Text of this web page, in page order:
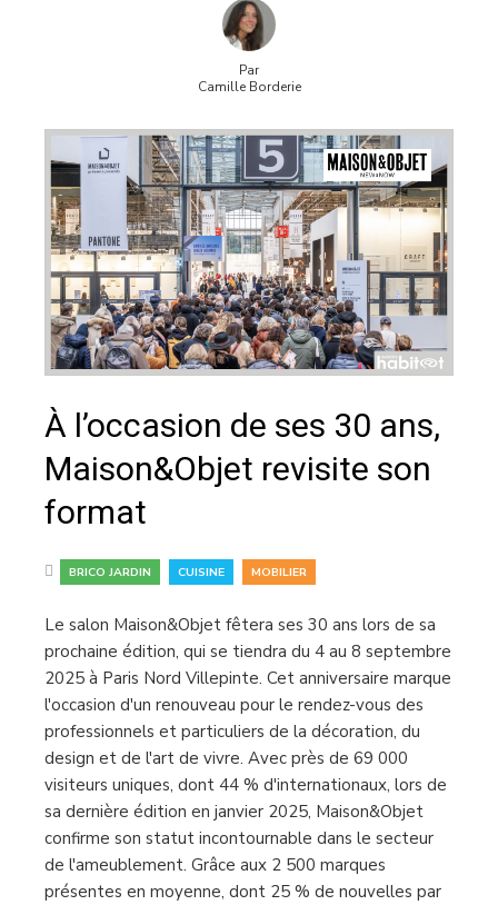
Par
Camille Borderie
À l’occasion de ses 30 ans,
Maison&Objet revisite son
format
BRICO JARDIN CUISINE MOBILIER
Le salon Maison&Objet fêtera ses 30 ans lors de sa
prochaine édition, qui se tiendra du 4 au 8 septembre
2025 à Paris Nord Villepinte. Cet anniversaire marque
l'occasion d'un renouveau pour le rendez-vous des
professionnels et particuliers de la décoration, du
design et de l'art de vivre. Avec près de 69 000
visiteurs uniques, dont 44 % d'internationaux, lors de
sa dernière édition en janvier 2025, Maison&Objet
confirme son statut incontournable dans le secteur
de l'ameublement. Grâce aux 2 500 marques
présentes en moyenne, dont 25 % de nouvelles par